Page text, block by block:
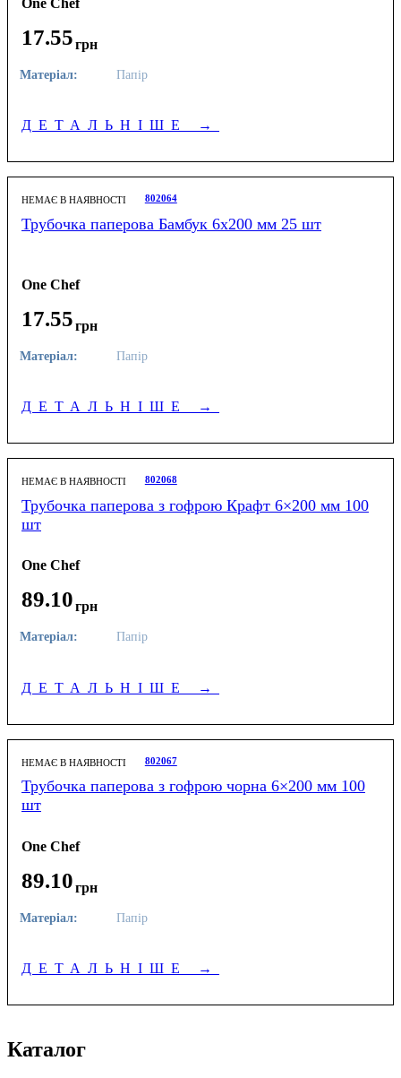
One Chef
17.55грн
Матеріал: Папір
ДЕТАЛЬНІШЕ →
НЕМАЄ В НАЯВНОСТІ 802064
Трубочка паперова Бамбук 6х200 мм 25 шт
One Chef
17.55грн
Матеріал: Папір
ДЕТАЛЬНІШЕ →
НЕМАЄ В НАЯВНОСТІ 802068
Трубочка паперова з гофрою Крафт 6×200 мм 100
шт
One Chef
89.10грн
Матеріал: Папір
ДЕТАЛЬНІШЕ →
НЕМАЄ В НАЯВНОСТІ 802067
Трубочка паперова з гофрою чорна 6×200 мм 100
шт
One Chef
89.10грн
Матеріал: Папір
ДЕТАЛЬНІШЕ →
Каталог